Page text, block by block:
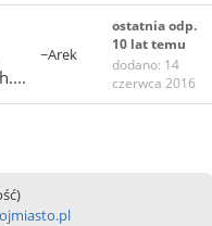
~Arek
ostatnia odp.
10 lat temu
dodano: 14
czerwca 2016